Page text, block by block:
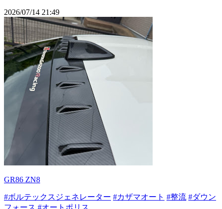
2026/07/14 21:49
GR86 ZN8
#ボルテックスジェネレーター #カザマオート #整流 #ダウン
フォース #オートポリス